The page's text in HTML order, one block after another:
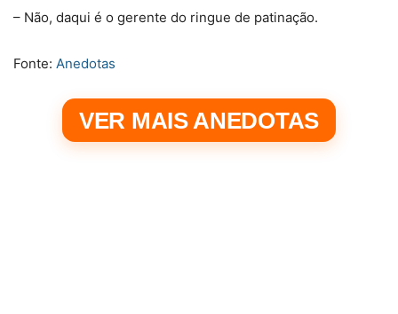
– Não, daqui é o gerente do ringue de patinação.
Fonte: Anedotas
VER MAIS ANEDOTAS